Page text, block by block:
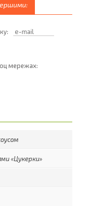
мережах:
«Цукерки»